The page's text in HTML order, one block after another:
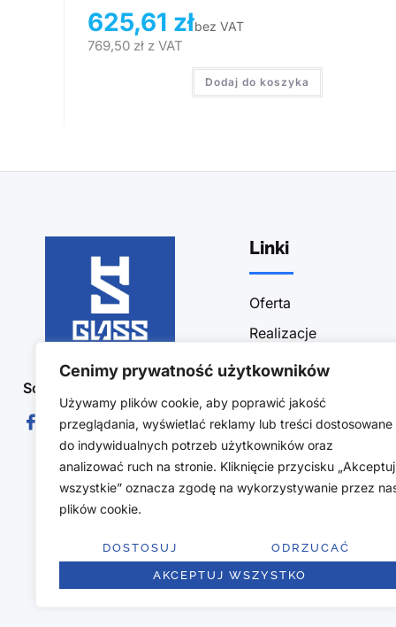
Cenimy prywatność użytkowników
Używamy plików cookie, aby poprawić jakość
przeglądania, wyświetlać reklamy lub treści dostosowane
do indywidualnych potrzeb użytkowników oraz
analizować ruch na stronie. Kliknięcie przycisku „Akceptuj
wszystkie” oznacza zgodę na wykorzystywanie przez
plików cookie.
DOSTOSUJ ODRZUCAĆ
AKCEPTUJ WSZYSTKO
625,61 złbez VAT
769,50 zł z VAT
Dodaj do koszyka
Social Media :
Linki
Oferta
Realizacje
Sklep
Kontakt
Polityka prywatności
Obszar działalności
Polityka zwrotów